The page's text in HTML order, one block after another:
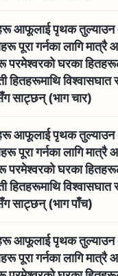
आफूलाई पृथक
पूरा गर्नका लागि मात्रै
परमेश्‍वरको घरका
हितहरूमाथि
साट्छन् (भाग चार)
आफूलाई पृथक
पूरा गर्नका लागि मात्रै
परमेश्‍वरको घरका
हितहरूमाथि
साट्छन् (भाग पाँच)
आफूलाई पृथक
पूरा गर्नका लागि मात्रै